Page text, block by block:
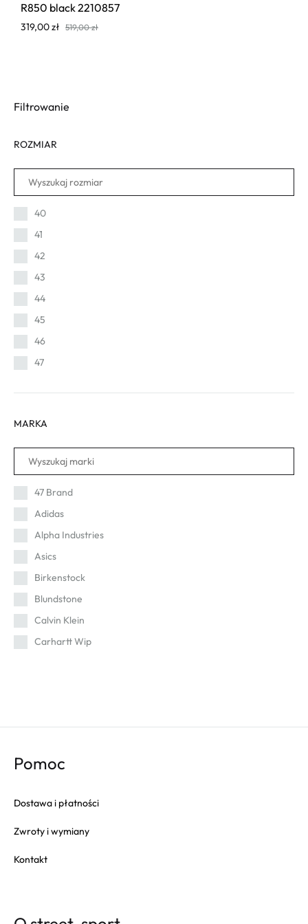
R850 black 2210857
319,00zł 519,00zł
Filtrowanie
ROZMIAR
40
41
42
43
44
45
46
47
MARKA
47 Brand
Adidas
Alpha Industries
Asics
Birkenstock
Blundstone
Calvin Klein
Carhartt Wip
Converse
Crocs
Eastpak
Fila
Fitflop
Goorin Bros
Pomoc
Dostawa i płatności
Zwroty i wymiany
Kontakt